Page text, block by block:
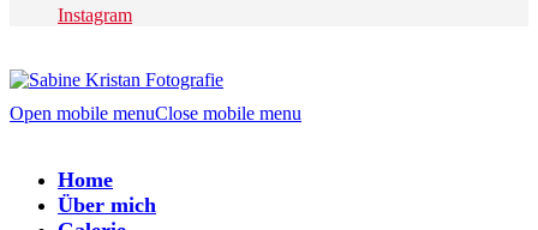
Instagram
Open mobile menuClose mobile menu
Home
Über mich